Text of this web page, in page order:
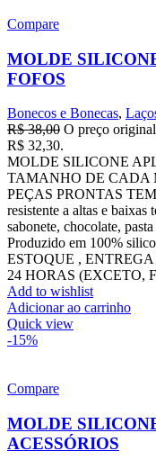
Compare
MOLDE
FOFOS
Bonecos e Bonecas,
R$38,00 O preço
R$ 32,30.
MOLDE SILICONE
TAMANHO DE CADA
PEÇAS PRONTAS
resistente a altas e
sabonete, chocolate,
Produzido em 100%
ESTOQUE ,
24 HORAS (EXCETO,
Add to wishlist
Adicionar ao carrinho
Quick view
-15%
Compare
MOLDE
ACESSÓRIOS